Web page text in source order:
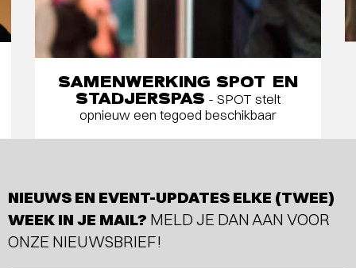
SAMENWERKING SPOT EN
STADJERSPAS - SPOT stelt
opnieuw een tegoed beschikbaar
NIEUWS EN EVENT-UPDATES ELKE (TWEE)
WEEK IN JE MAIL? MELD JE DAN AAN VOOR
ONZE NIEUWSBRIEF!